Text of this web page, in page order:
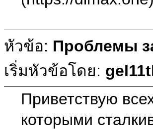
หัวข้อ: Проблемы
เริ่มหัวข้อโดย:
Приветствую
которыми